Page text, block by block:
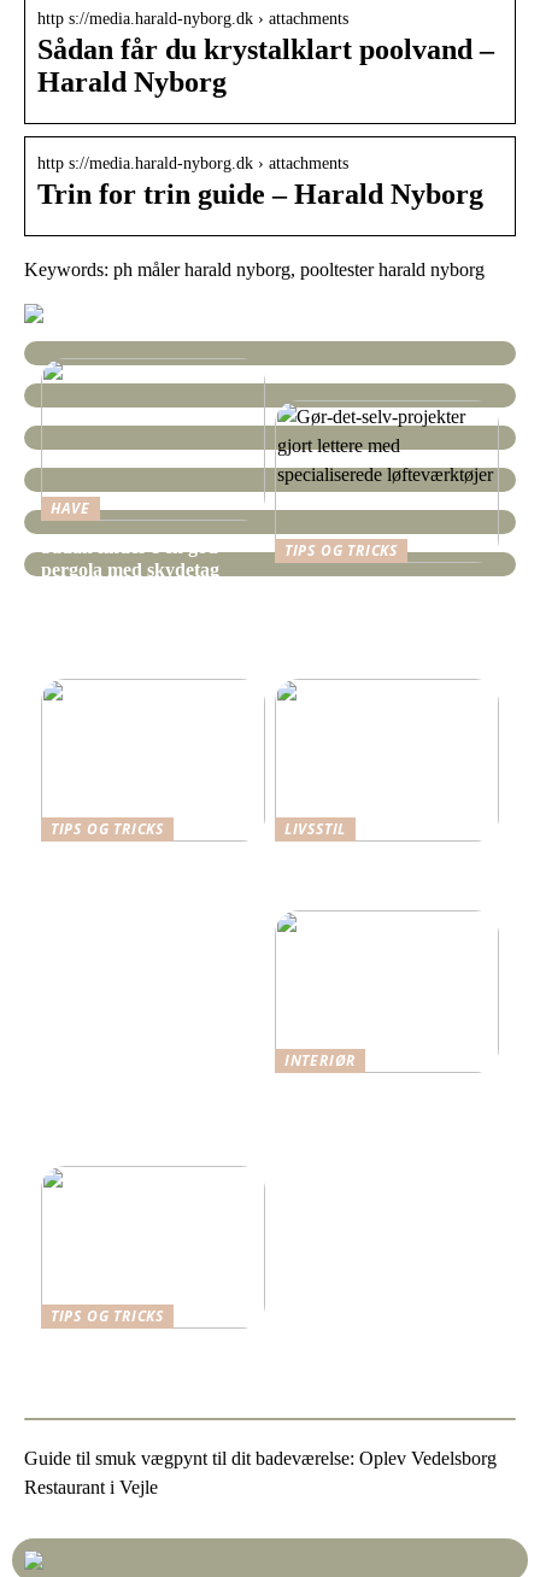
http s://media.harald-nyborg.dk › attachments
Sådan får du krystalklart poolvand –
Harald Nyborg
http s://media.harald-nyborg.dk › attachments
Trin for trin guide – Harald Nyborg
Keywords: ph måler harald nyborg, pooltester harald nyborg
HAVE
pergola med skydetag
TIPS OG TRICKS
TIPS OG TRICKS
LIVSSTIL
INTERIØR
TIPS OG TRICKS
Guide til smuk vægpynt til dit badeværelse: Oplev Vedelsborg
Restaurant i Vejle